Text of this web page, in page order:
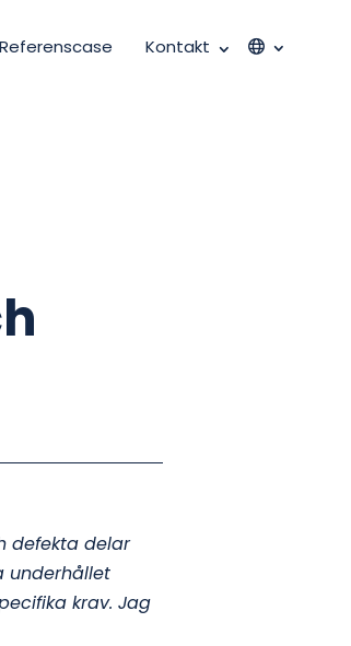
Referenscase Kontakt
defekta delar
underhållet
krav. Jag